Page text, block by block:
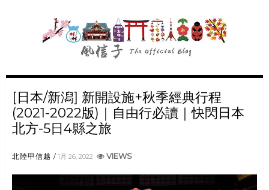
[日本/新潟] 新開設施+秋季經典行程
(2021-2022版)｜自由行必讀｜快閃日本
北方-5日4縣之旅
北陸甲信越 1月 26, 2022 VIEWS